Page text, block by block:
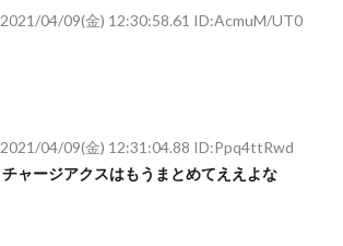
2021/04/09(金) 12:30:58.61 ID:AcmuM/UT0
2021/04/09(金) 12:31:04.88 ID:Ppq4ttRwd
ャージアクスはもうまとめてええよな